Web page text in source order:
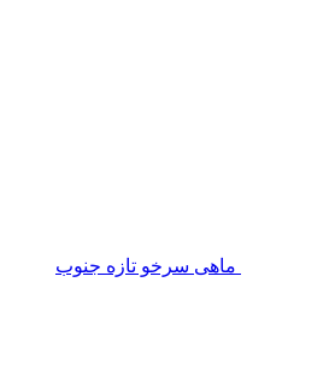
ماهی سرخو تازه جنوب